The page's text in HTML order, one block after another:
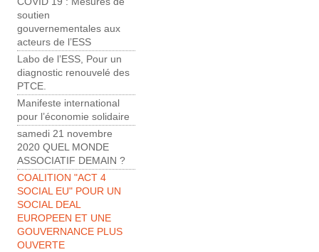
soutien
gouvernementales aux
acteurs de l’ESS
Labo de l’ESS, Pour un
diagnostic renouvelé des
PTCE.
Manifeste international
pour l’économie solidaire
samedi 21 novembre
2020 QUEL MONDE
ASSOCIATIF DEMAIN ?
COALITION "ACT 4
SOCIAL EU" POUR UN
SOCIAL DEAL
EUROPEEN ET UNE
GOUVERNANCE PLUS
OUVERTE